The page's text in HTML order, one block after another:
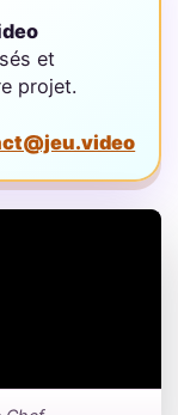
et
projet.